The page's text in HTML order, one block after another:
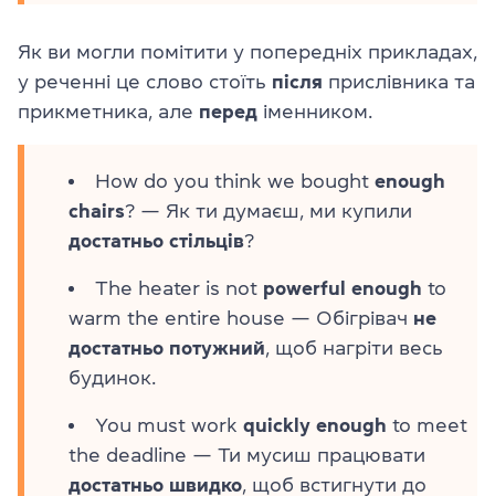
Як ви могли помітити у попередніх прикладах,
у реченні це слово стоїть після прислівника та
прикметника, але перед іменником.
How do you think we bought enough
chairs? — Як ти думаєш, ми купили
достатньо стільців?
The heater is not powerful enough to
warm the entire house — Обігрівач не
достатньо потужний , щоб нагріти весь
будинок.
You must work quickly enough to meet
the deadline — Ти мусиш працювати
достатньо швидко , щоб встигнути до